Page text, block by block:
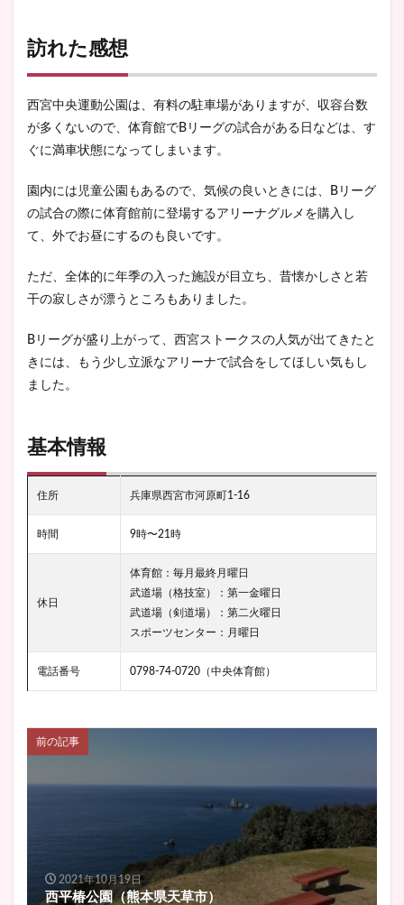
訪れた感想
西宮中央運動公園は、有料の駐車場がありますが、収容台数
が多くないので、体育館でBリーグの試合がある日などは、す
ぐに満車状態になってしまいます。
園内には児童公園もあるので、気候の良いときには、Bリーグ
の試合の際に体育館前に登場するアリーナグルメを購入し
て、外でお昼にするのも良いです。
ただ、全体的に年季の入った施設が目立ち、昔懐かしさと若
干の寂しさが漂うところもありました。
Bリーグが盛り上がって、西宮ストークスの人気が出てきたと
きには、もう少し立派なアリーナで試合をしてほしい気もし
ました。
基本情報
住所 兵庫県西宮市河原町1-16
時間 9時〜21時
休日
体育館：毎月最終月曜日
武道場（格技室）：第一金曜日
武道場（剣道場）：第二火曜日
スポーツセンター：月曜日
電話番号 0798-74-0720（中央体育館）
前の記事
2021年10月19日
西平椿公園（熊本県天草市）